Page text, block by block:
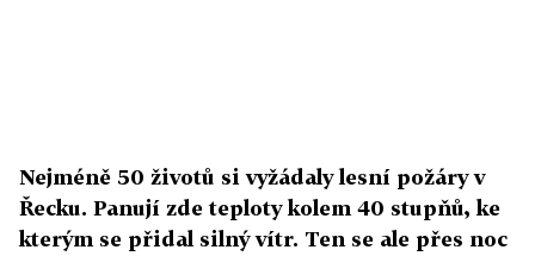
Nejméně 50 životů si vyžádaly lesní požáry v
Řecku. Panují zde teploty kolem 40 stupňů, ke
kterým se přidal silný vítr. Ten se ale přes noc